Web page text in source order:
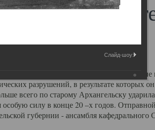
собор
в большей мере, чем другие губернские
разрушений, в результате которых
всего по старому Архангельску
силу в конце 20 –х годов.
губернии - ансамбля кафедрального
Слайд-шоу: